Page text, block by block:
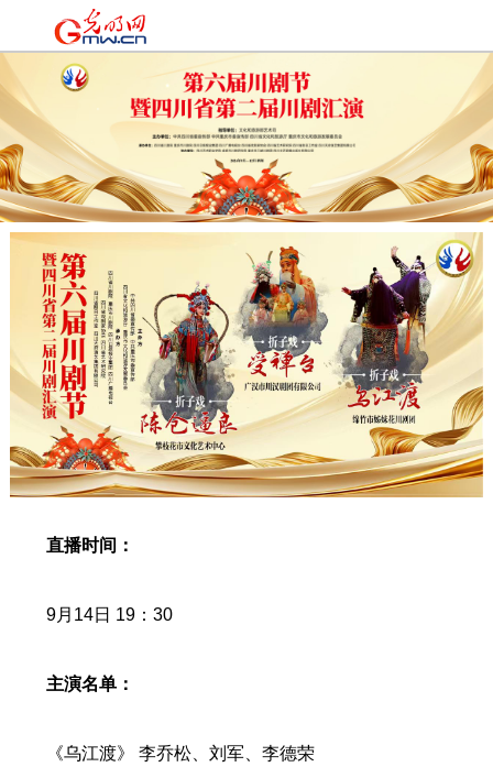
| 时评 | 理论 |
教育 | | 生活 | 法治 | 更多+
直播时间：
9月14日 19：30
主演名单：
《乌江渡》 李乔松、刘军、李德荣